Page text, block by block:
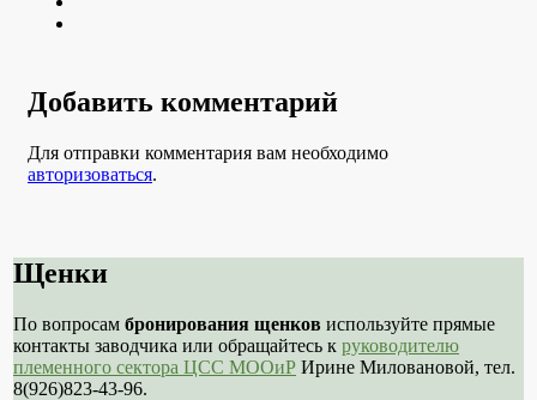
Добавить комментарий
Для отправки комментария вам необходимо
авторизоваться.
Щенки
По вопросам бронирования щенков используйте прямые
контакты заводчика или обращайтесь к руководителю
племенного сектора ЦСС МООиР Ирине Миловановой, тел.
8(926)823-43-96.